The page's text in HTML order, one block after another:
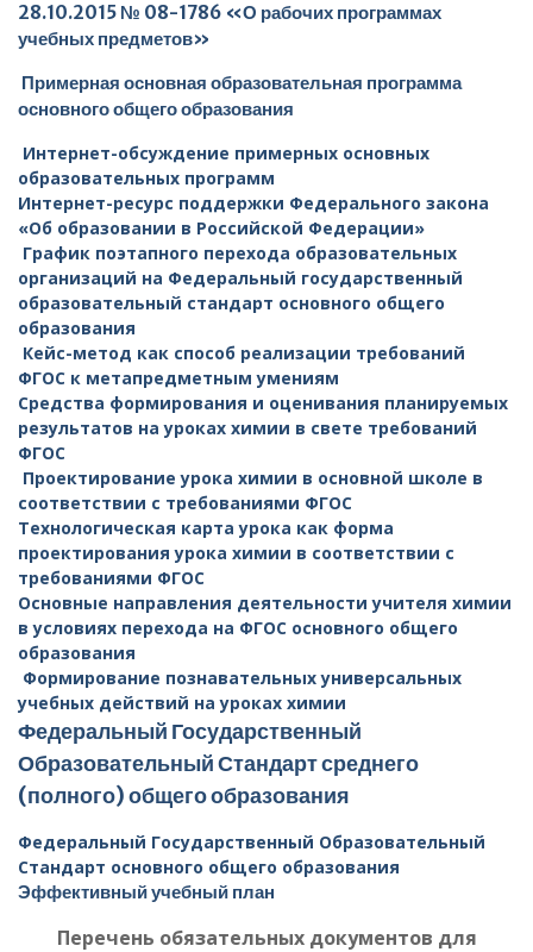
28.10.2015 № 08-1786 «О рабочих программах
учебных предметов»
Примерная основная образовательная программа
основного общего образования
Интернет-обсуждение примерных основных
образовательных программ
Интернет-ресурс поддержки Федерального закона
«Об образовании в Российской Федерации»
График поэтапного перехода образовательных
организаций на Федеральный государственный
образовательный стандарт основного общего
образования
Кейс-метод как способ реализации требований
ФГОС к метапредметным умениям
Средства формирования и оценивания планируемых
результатов на уроках химии в свете требований
ФГОС
Проектирование урока химии в основной школе в
соответствии с требованиями ФГОС
Технологическая карта урока как форма
проектирования урока химии в соответствии с
требованиями ФГОС
Основные направления деятельности учителя химии
в условиях перехода на ФГОС основного общего
образования
Формирование познавательных универсальных
учебных действий на уроках химии
Федеральный Государственный
Образовательный Стандарт среднего
(полного) общего образования
Федеральный Государственный Образовательный
Стандарт основного общего образования
Эффективный учебный план
Перечень обязательных документов для